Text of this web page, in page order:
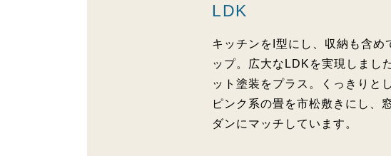
LDK
キッチンをI型にし、収納も含
ップ。広大なLDKを実現しまし
ット塗装をプラス。くっきりと
ピンク系の畳を市松敷きにし、
ダンにマッチしています。